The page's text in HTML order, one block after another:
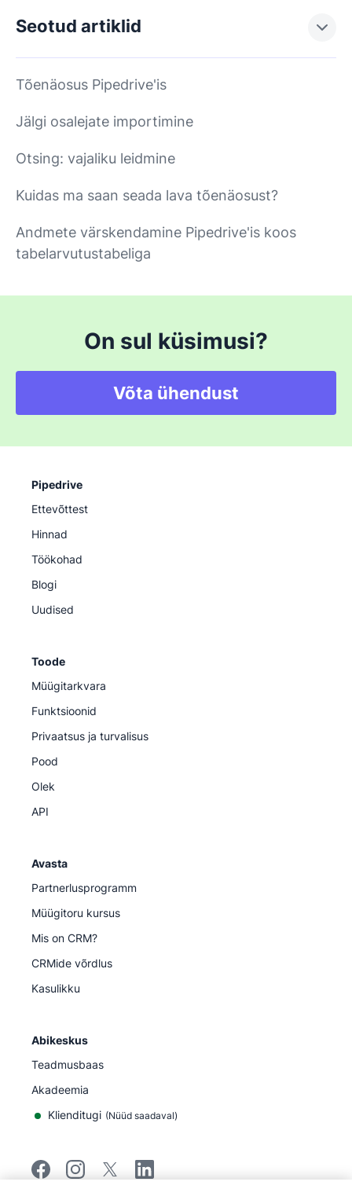
Seotud artiklid
Tõenäosus Pipedrive'is
Jälgi osalejate importimine
Otsing: vajaliku leidmine
Kuidas ma saan seada lava tõenäosust?
Andmete värskendamine Pipedrive'is koos
tabelarvutustabeliga
On sul küsimusi?
Võta ühendust
Pipedrive
Ettevõttest
Hinnad
Töökohad
Blogi
Uudised
Toode
Müügitarkvara
Funktsioonid
Privaatsus ja turvalisus
Pood
Olek
API
Avasta
Partnerlusprogramm
Müügitoru kursus
Mis on CRM?
CRMide võrdlus
Kasulikku
Abikeskus
Teadmusbaas
Akadeemia
Klienditugi (Nüüd saadaval)